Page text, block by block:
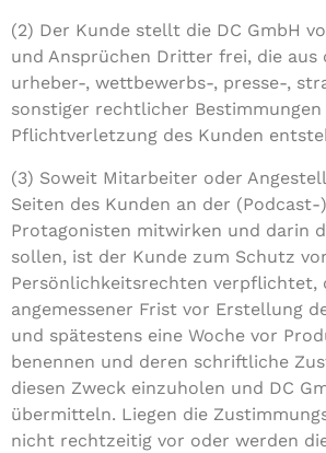
(2) Der Kunde stellt die DC GmbH
und Ansprüchen Dritter frei, die aus
urheber-, wettbewerbs-, presse-,
sonstiger rechtlicher
Pflichtverletzung des Kunden
(3) Soweit Mitarbeiter oder
Seiten des Kunden an der
Protagonisten mitwirken und darin
sollen, ist der Kunde zum Schutz
Persönlichkeitsrechten verpflichtet,
angemessener Frist vor Erstellung
und spätestens eine Woche vor
benennen und deren schriftliche
diesen Zweck einzuholen und DC
übermitteln. Liegen die
nicht rechtzeitig vor oder werden